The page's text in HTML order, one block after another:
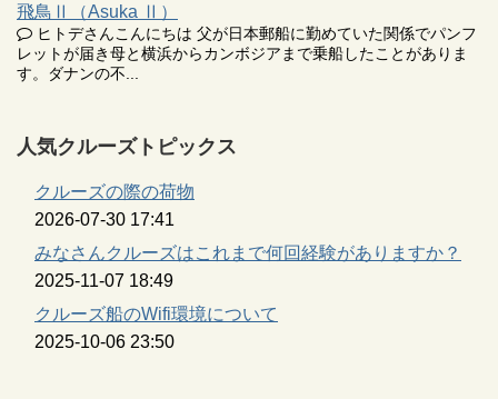
飛鳥Ⅱ（Asuka Ⅱ）
ヒトデさんこんにちは 父が日本郵船に勤めていた関係でパンフ
レットが届き母と横浜からカンボジアまで乗船したことがありま
す。ダナンの不...
人気クルーズトピックス
クルーズの際の荷物
2026-07-30 17:41
みなさんクルーズはこれまで何回経験がありますか？
2025-11-07 18:49
クルーズ船のWifi環境について
2025-10-06 23:50